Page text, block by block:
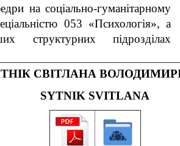
на соціально-гуманітарному
053 «Психологія», а
структурних підрозділах
СВІТЛАНА
SYTNIK SVITLANA